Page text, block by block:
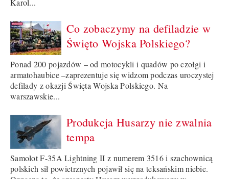
Karol...
Co zobaczymy na defiladzie w
Święto Wojska Polskiego?
Ponad 200 pojazdów – od motocykli i quadów po czołgi i
armatohaubice –zaprezentuje się widzom podczas uroczystej
defilady z okazji Święta Wojska Polskiego. Na
warszawskie...
Produkcja Husarzy nie zwalnia
tempa
Samolot F-35A Lightning II z numerem 3516 i szachownicą
polskich sił powietrznych pojawił się na teksańskim niebie.